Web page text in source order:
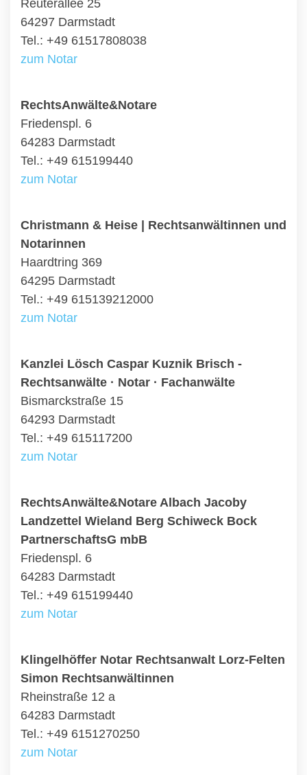
Reuterallee 25
64297 Darmstadt
Tel.: +49 61517808038
zum Notar
RechtsAnwälte&Notare
Friedenspl. 6
64283 Darmstadt
Tel.: +49 615199440
zum Notar
Christmann & Heise | Rechtsanwältinnen und
Notarinnen
Haardtring 369
64295 Darmstadt
Tel.: +49 615139212000
zum Notar
Kanzlei Lösch Caspar Kuznik Brisch -
Rechtsanwälte · Notar · Fachanwälte
Bismarckstraße 15
64293 Darmstadt
Tel.: +49 615117200
zum Notar
RechtsAnwälte&Notare Albach Jacoby
Landzettel Wieland Berg Schiweck Bock
PartnerschaftsG mbB
Friedenspl. 6
64283 Darmstadt
Tel.: +49 615199440
zum Notar
Klingelhöffer Notar Rechtsanwalt Lorz-Felten
Simon Rechtsanwältinnen
Rheinstraße 12 a
64283 Darmstadt
Tel.: +49 6151270250
zum Notar